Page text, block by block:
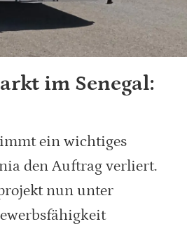
im Senegal:
ein wichtiges
den Auftrag verliert.
nun unter